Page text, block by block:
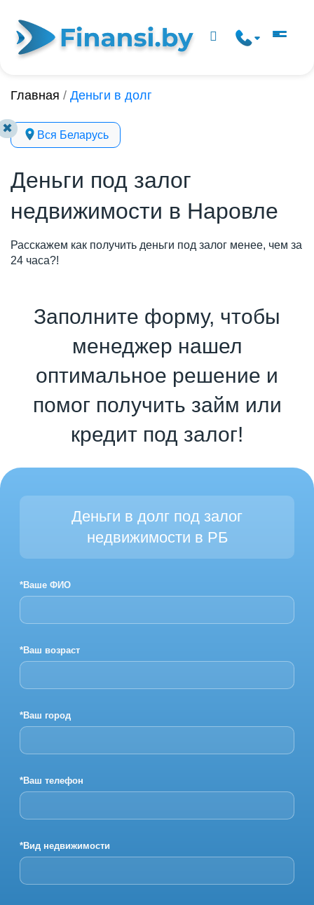
✖
Главная / Деньги в долг
Вся Беларусь
Деньги под залог
недвижимости в Наровле
Расскажем как получить деньги под залог менее, чем за
24 часа?!
Заполните форму, чтобы
менеджер нашел
оптимальное решение и
помог получить займ или
кредит под залог!
Деньги в долг под залог
недвижимости в РБ
*Ваше ФИО
*Ваш возраст
*Ваш город
*Ваш телефон
*Вид недвижимости